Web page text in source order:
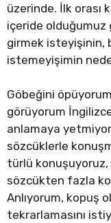
üzerinde. İlk orası
içeride olduğumuz
girmek isteyişinin,
istemeyişimin
Göbeğini
görüyorum
anlamaya
sözcüklerle
türlü
sözcükten fazla
Anlıyorum, kopuş
tekrarlamasını